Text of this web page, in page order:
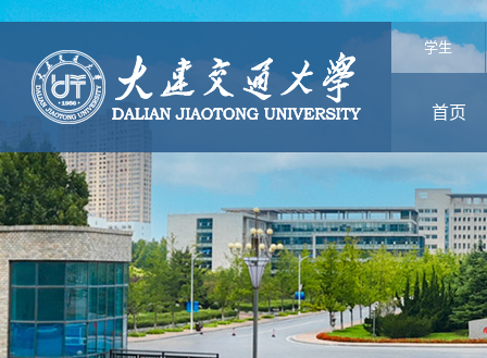
学生
首页